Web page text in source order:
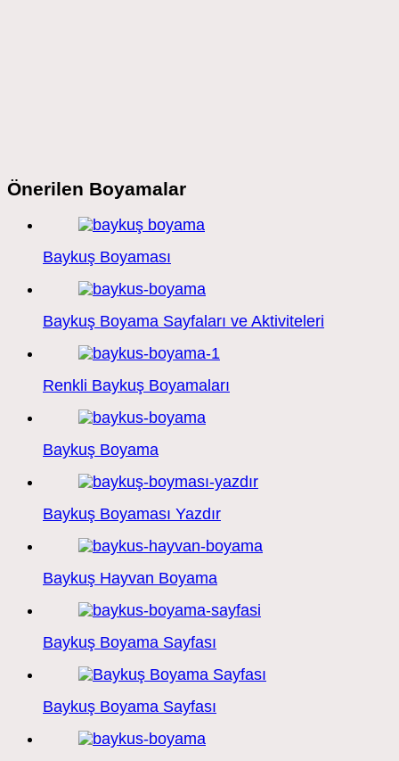
Önerilen Boyamalar
Baykuş Boyaması
Baykuş Boyama Sayfaları ve Aktiviteleri
Renkli Baykuş Boyamaları
Baykuş Boyama
Baykuş Boyaması Yazdır
Baykuş Hayvan Boyama
Baykuş Boyama Sayfası
Baykuş Boyama Sayfası